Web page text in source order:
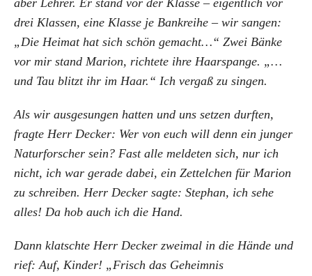
aber Lehrer. Er stand vor der Klasse – eigentlich vor
drei Klassen, eine Klasse je Bankreihe – wir sangen:
„Die Heimat hat sich schön gemacht…“ Zwei Bänke
vor mir stand Marion, richtete ihre Haarspange. „…
und Tau blitzt ihr im Haar.“ Ich vergaß zu singen.
Als wir ausgesungen hatten und uns setzen durften,
fragte Herr Decker: Wer von euch will denn ein junger
Naturforscher sein? Fast alle meldeten sich, nur ich
nicht, ich war gerade dabei, ein Zettelchen für Marion
zu schreiben. Herr Decker sagte: Stephan, ich sehe
alles! Da hob auch ich die Hand.
Dann klatschte Herr Decker zweimal in die Hände und
rief: Auf, Kinder! „Frisch das Geheimnis